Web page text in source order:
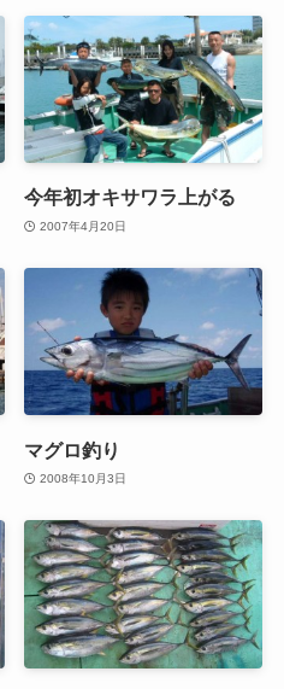
今年初オキサワラ上がる
2007年4月20日
マグロ釣り
2008年10月3日